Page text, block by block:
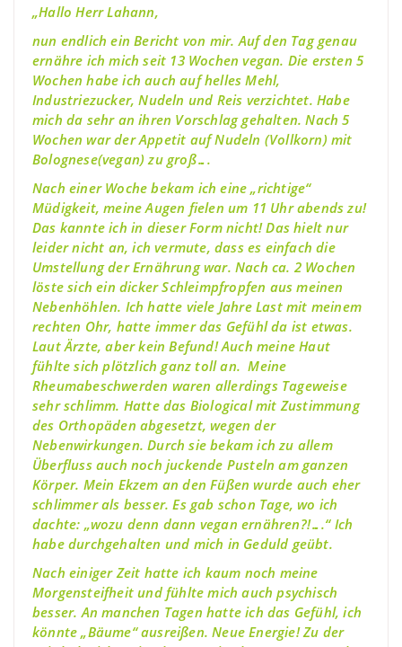
„Hallo Herr Lahann,
nun endlich ein Bericht von mir. Auf den Tag genau
ernähre ich mich seit 13 Wochen vegan. Die ersten 5
Wochen habe ich auch auf helles Mehl,
Industriezucker, Nudeln und Reis verzichtet. Habe
mich da sehr an ihren Vorschlag gehalten. Nach 5
Wochen war der Appetit auf Nudeln (Vollkorn) mit
Bolognese(vegan) zu groß….
Nach einer Woche bekam ich eine „richtige“
Müdigkeit, meine Augen fielen um 11 Uhr abends zu!
Das kannte ich in dieser Form nicht! Das hielt nur
leider nicht an, ich vermute, dass es einfach die
Umstellung der Ernährung war. Nach ca. 2 Wochen
löste sich ein dicker Schleimpfropfen aus meinen
Nebenhöhlen. Ich hatte viele Jahre Last mit meinem
rechten Ohr, hatte immer das Gefühl da ist etwas.
Laut Ärzte, aber kein Befund! Auch meine Haut
fühlte sich plötzlich ganz toll an. Meine
Rheumabeschwerden waren allerdings Tageweise
sehr schlimm. Hatte das Biological mit Zustimmung
des Orthopäden abgesetzt, wegen der
Nebenwirkungen. Durch sie bekam ich zu allem
Überfluss auch noch juckende Pusteln am ganzen
Körper. Mein Ekzem an den Füßen wurde auch eher
schlimmer als besser. Es gab schon Tage, wo ich
dachte: „wozu denn dann vegan ernähren?!….“ Ich
habe durchgehalten und mich in Geduld geübt.
Nach einiger Zeit hatte ich kaum noch meine
Morgensteifheit und fühlte mich auch psychisch
besser. An manchen Tagen hatte ich das Gefühl, ich
könnte „Bäume“ ausreißen. Neue Energie! Zu der